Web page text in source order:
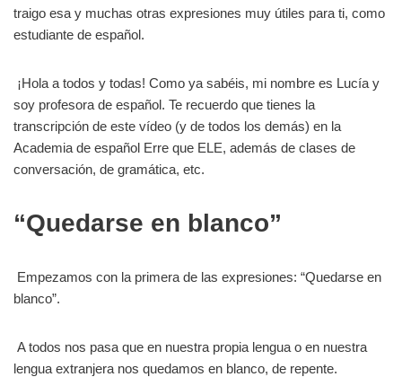
traigo esa y muchas otras expresiones muy útiles para ti, como
estudiante de español.
¡Hola a todos y todas! Como ya sabéis, mi nombre es Lucía y
soy profesora de español. Te recuerdo que tienes la
transcripción de este vídeo (y de todos los demás) en la
Academia de español Erre que ELE, además de clases de
conversación, de gramática, etc.
“Quedarse en blanco”
Empezamos con la primera de las expresiones: “Quedarse en
blanco”.
A todos nos pasa que en nuestra propia lengua o en nuestra
lengua extranjera nos quedamos en blanco, de repente.